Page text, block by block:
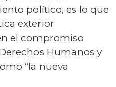
político, es lo que
exterior
el compromiso
Humanos y
“la nueva